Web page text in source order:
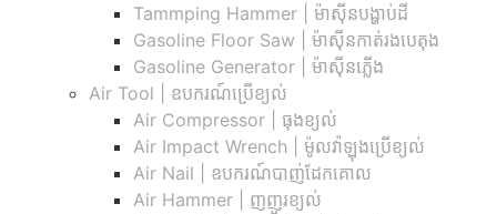
Tammping Hammer | ម៉ាស៊ីនបង្ហាប់ដី
Gasoline Floor Saw | ម៉ាស៊ីនកាត់រងបេតុង
Gasoline Generator | ម៉ាស៊ីនភ្លើង
Air Tool | ឧបករណ៍ប្រើខ្យល់
Air Compressor | ធុងខ្យល់
Air Impact Wrench | ម៉ូលវ៉ាឡុងប្រើខ្យល់
Air Nail | ឧបករណ៍បាញ់ដែកគោល
Air Hammer | ញញួរខ្យល់